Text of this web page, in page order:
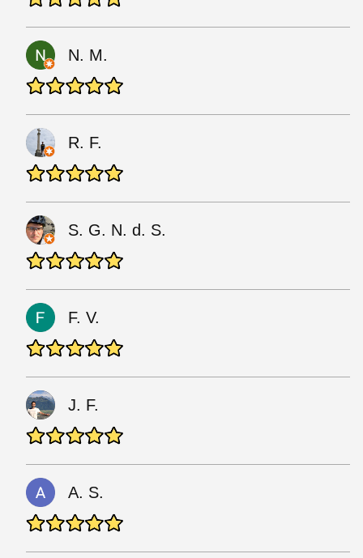
N. M.
R. F.
S. G. N. d. S.
F. V.
J. F.
A. S.